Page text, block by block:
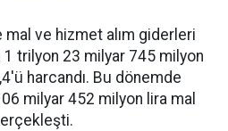
ve hizmet alım giderleri
trilyon 23 milyar 745 milyon
harcandı. Bu dönemde
milyar 452 milyon lira mal